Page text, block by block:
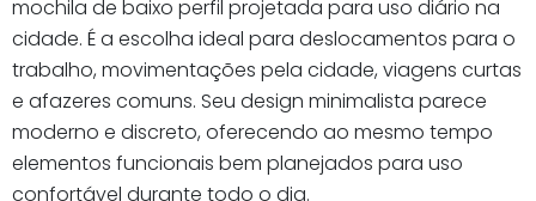
mochila de baixo perfil projetada para uso diário na
cidade. É a escolha ideal para deslocamentos para o
trabalho, movimentações pela cidade, viagens curtas
e afazeres comuns. Seu design minimalista parece
moderno e discreto, oferecendo ao mesmo tempo
elementos funcionais bem planejados para uso
confortável durante todo o dia.